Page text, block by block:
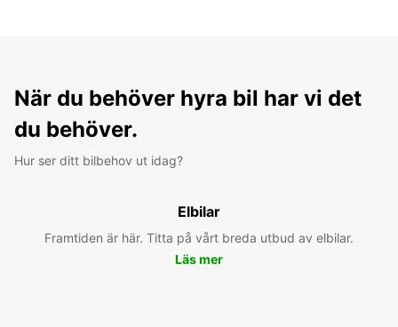
När du behöver hyra bil har vi det
du behöver.
Hur ser ditt bilbehov ut idag?
Elbilar
Framtiden är här. Titta på vårt breda utbud av elbilar.
Läs mer